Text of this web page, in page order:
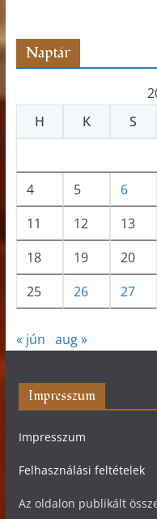
Naptár
H
K S
4
5 6
11
12 13
18
19 20
25
26 27
« jún aug »
Impresszum
Impresszum
Felhasználási feltételek
Az oldalon publikált